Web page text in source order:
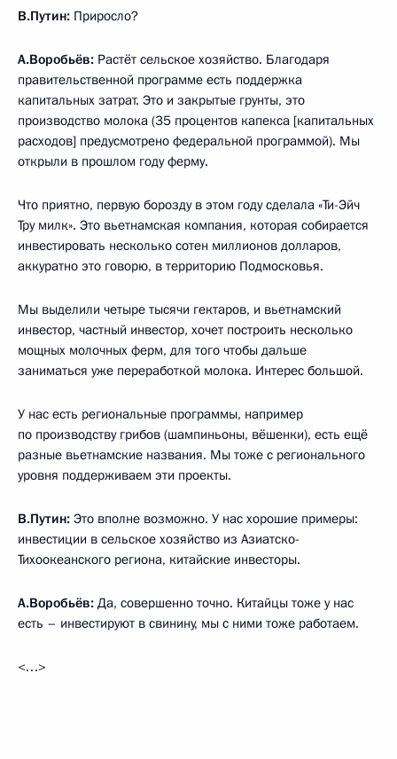
В.Путин: Приросло?
А.Воробьёв: Растёт сельское хозяйство. Благодаря
правительственной программе есть поддержка
капитальных затрат. Это и закрытые грунты, это
производство молока (35 процентов капекса [капитальных
расходов] предусмотрено федеральной программой). Мы
открыли в прошлом году ферму.
Что приятно, первую борозду в этом году сделала «Ти-Эйч
Тру милк». Это вьетнамская компания, которая собирается
инвестировать несколько сотен миллионов долларов,
аккуратно это говорю, в территорию Подмосковья.
Мы выделили четыре тысячи гектаров, и вьетнамский
инвестор, частный инвестор, хочет построить несколько
мощных молочных ферм, для того чтобы дальше
заниматься уже переработкой молока. Интерес большой.
У нас есть региональные программы, например
по производству грибов (шампиньоны, вёшенки), есть ещё
разные вьетнамские названия. Мы тоже с регионального
уровня поддерживаем эти проекты.
В.Путин: Это вполне возможно. У нас хорошие примеры:
инвестиции в сельское хозяйство из Азиатско-
Тихоокеанского региона, китайские инвесторы.
А.Воробьёв: Да, совершенно точно. Китайцы тоже у нас
есть – инвестируют в свинину, мы с ними тоже работаем.
<…>